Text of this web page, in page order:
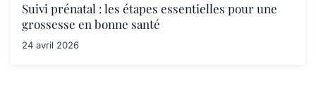
Suivi prénatal : les étapes essentielles pour une
grossesse en bonne santé
24 avril 2026